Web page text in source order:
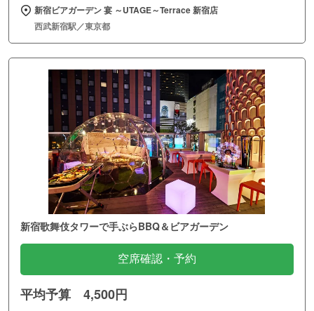
新宿ビアガーデン 宴 ～UTAGE～Terrace 新宿店
西武新宿駅／東京都
新宿歌舞伎タワーで手ぶらBBQ＆ビアガーデン
空席確認・予約
平均予算 4,500円